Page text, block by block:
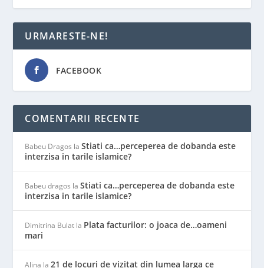
URMARESTE-NE!
FACEBOOK
COMENTARII RECENTE
Babeu Dragos laStiati ca…perceperea de dobanda este
interzisa in tarile islamice?
Babeu dragos laStiati ca…perceperea de dobanda este
interzisa in tarile islamice?
Dimitrina Bulat la Plata facturilor: o joaca de…oameni
mari
Alina la21 de locuri de vizitat din lumea larga ce